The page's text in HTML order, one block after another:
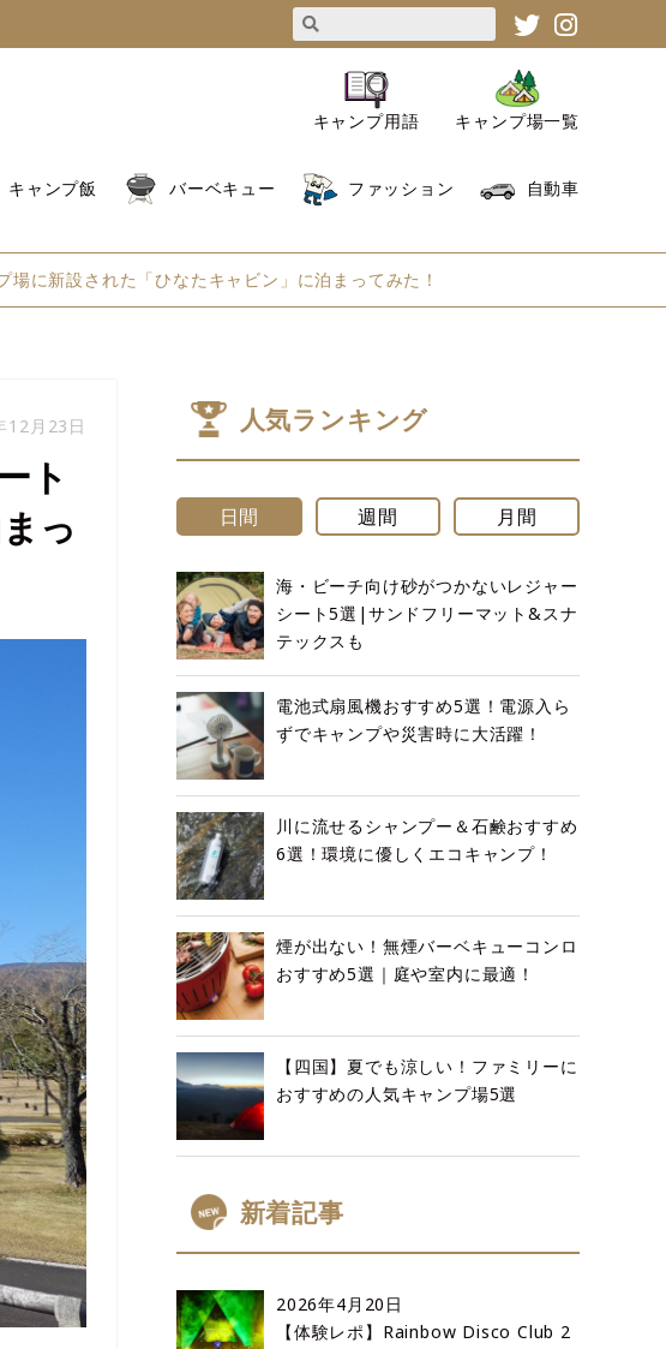
キャンプ用語 キャンプ場一覧
キャンプ飯 バーベキュー ファッション 自動車
に新設された「ひなたキャビン」に泊まってみた！
12月23日
ト
っ
人気ランキング
日間 週間 月間
海・ビーチ向け砂がつかないレジャー
シート5選|サンドフリーマット&スナ
テックスも
電池式扇風機おすすめ5選！電源入ら
ずでキャンプや災害時に大活躍！
川に流せるシャンプー＆石鹸おすすめ
6選！環境に優しくエコキャンプ！
煙が出ない！無煙バーベキューコンロ
おすすめ5選｜庭や室内に最適！
【四国】夏でも涼しい！ファミリーに
おすすめの人気キャンプ場5選
新着記事
2026年4月20日
【体験レポ】Rainbow Disco Club 2